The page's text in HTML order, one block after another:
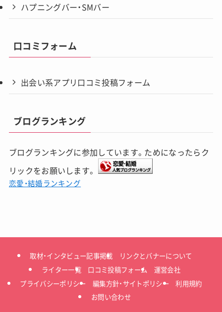
ハプニングバー・SMバー
口コミフォーム
出会い系アプリ口コミ投稿フォーム
ブログランキング
ブログランキングに参加しています。ためになったらク
リックをお願いします。
恋愛・結婚ランキング
取材・インタビュー記事掲載
リンクとバナーについて
ライター一覧
口コミ投稿フォーム
運営会社
プライバシーポリシー
編集方針・サイトポリシー
利用規約
お問い合わせ